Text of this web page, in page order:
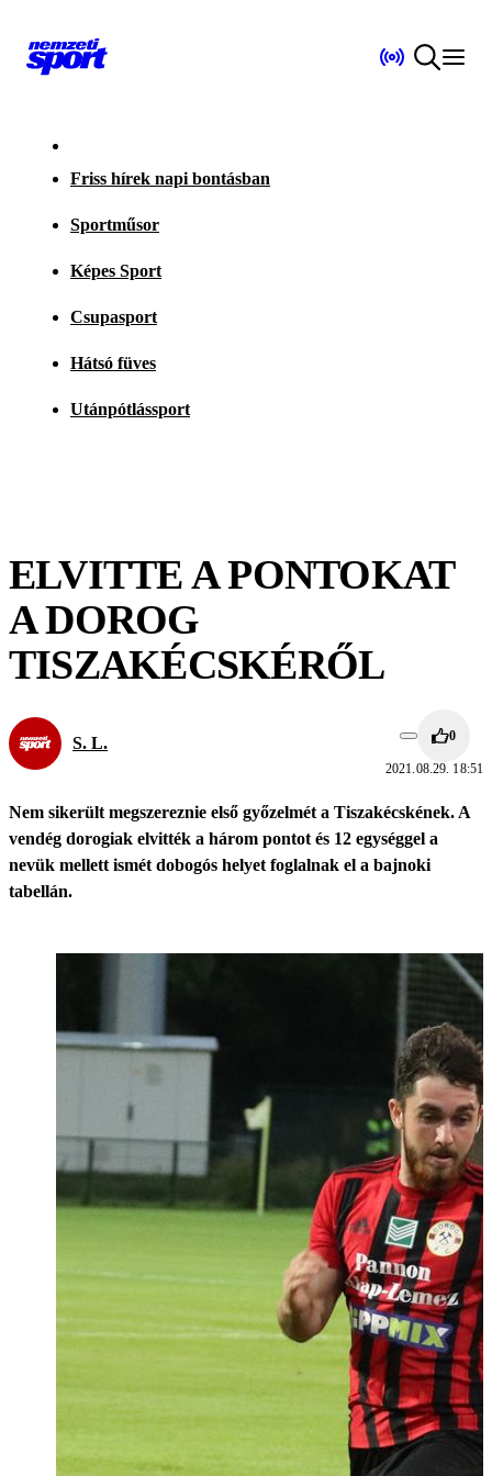
Friss hírek napi bontásban
Sportműsor
Képes Sport
Csupasport
Hátsó füves
Utánpótlássport
ELVITTE A PONTOKAT
A DOROG
TISZAKÉCSKÉRŐL
S. L. 0
2021.08.29. 18:51
Nem sikerült megszereznie első győzelmét a Tiszakécskének. A
vendég dorogiak elvitték a három pontot és 12 egységgel a
nevük mellett ismét dobogós helyet foglalnak el a bajnoki
tabellán.